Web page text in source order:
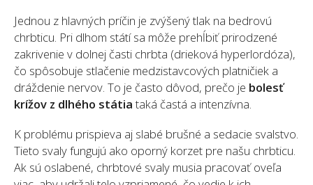
Jednou z hlavných príčin je zvýšený tlak na bedrovú
chrbticu. Pri dlhom státí sa môže prehĺbiť prirodzené
zakrivenie v dolnej časti chrbta (drieková hyperlordóza),
čo spôsobuje stlačenie medzistavcových platničiek a
dráždenie nervov. To je často dôvod, prečo je bolesť
krížov z dlhého státiataká častá a intenzívna.
K problému prispieva aj slabé brušné a sedacie svalstvo.
Tieto svaly fungujú ako oporný korzet pre našu chrbticu.
Ak sú oslabené, chrbtové svaly musia pracovať oveľa